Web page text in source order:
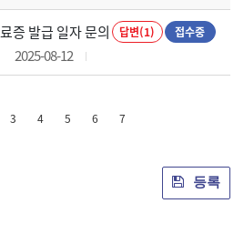
증 발급 일자 문의 답변(1) 접수중
2025-08-12
3 4 5 6 7
등록